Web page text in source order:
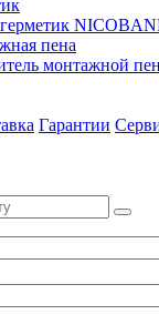
пена
монтажной
Гарантии